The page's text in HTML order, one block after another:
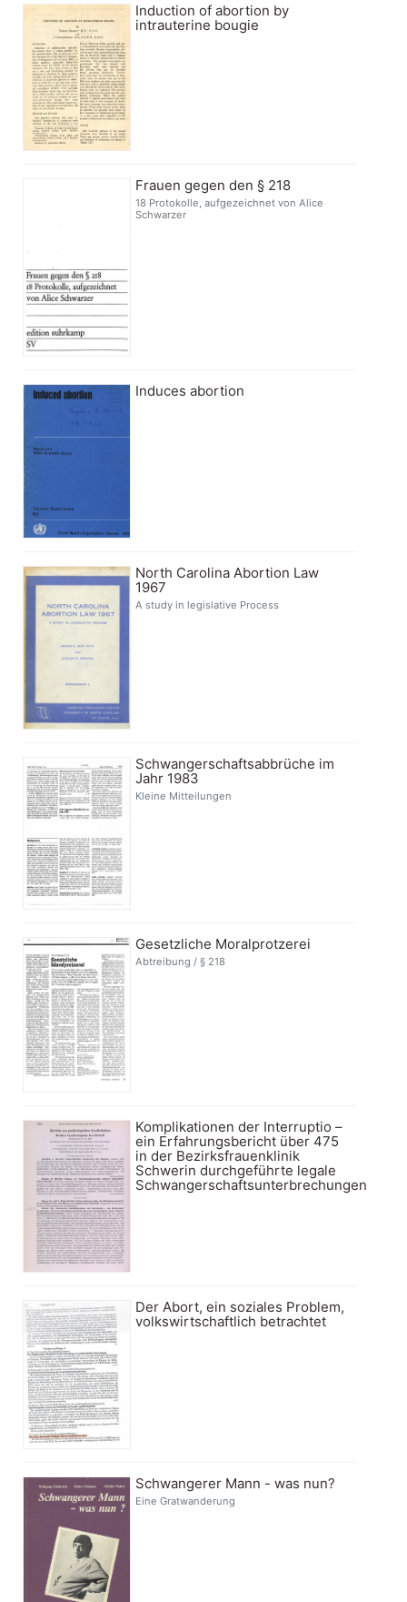
Induction of abortion by
intrauterine bougie
Frauen gegen den § 218
18 Protokolle, aufgezeichnet von Alice
Schwarzer
Induces abortion
North Carolina Abortion Law
1967
A study in legislative Process
Schwangerschaftsabbrüche im
Jahr 1983
Kleine Mitteilungen
Gesetzliche Moralprotzerei
Abtreibung / § 218
Komplikationen der Interruptio –
ein Erfahrungsbericht über 475
in der Bezirksfrauenklinik
Schwerin durchgeführte legale
Schwangerschaftsunterbrechungen
Der Abort, ein soziales Problem,
volkswirtschaftlich betrachtet
Schwangerer Mann - was nun?
Eine Gratwanderung